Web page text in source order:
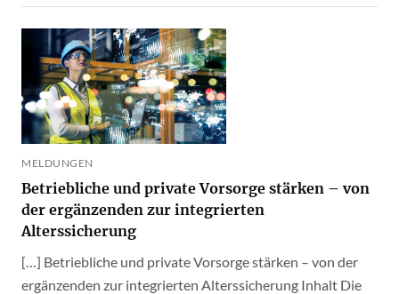
MELDUNGEN
Betriebliche und private Vorsorge stärken – von
der ergänzenden zur integrierten
Alterssicherung
[…] Betriebliche und private Vorsorge stärken – von der
ergänzenden zur integrierten Alterssicherung Inhalt Die